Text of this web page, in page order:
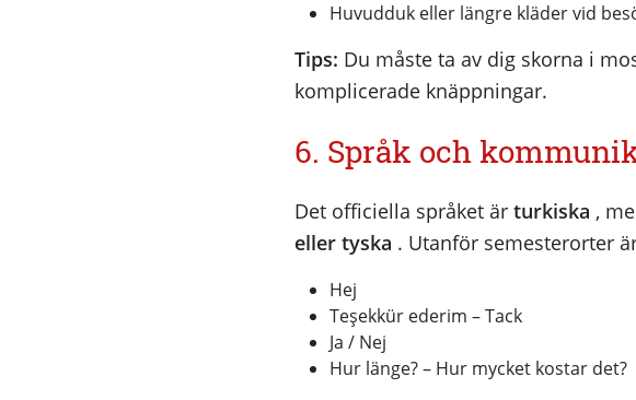
Huvudduk eller längre kläder vid
Tips: Du måste ta av dig skorna i
komplicerade knäppningar.
6. Språk och
Det officiella språket är turkiska ,
eller tyska . Utanför semesterorter
Hej
Teşekkür ederim – Tack
Ja / Nej
Hur länge? – Hur mycket kostar det?